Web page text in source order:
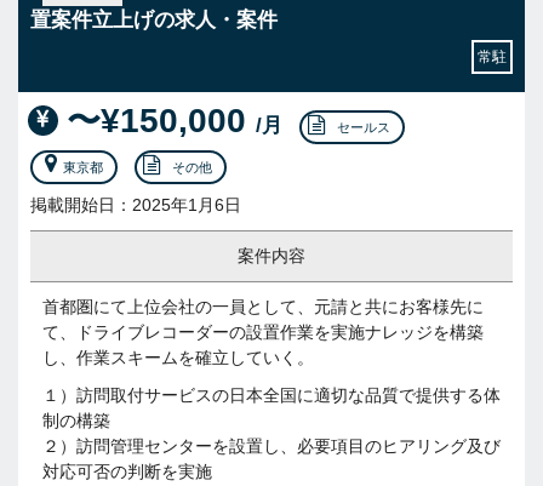
置案件立上げの求人・案件
常駐
〜¥150,000 /月 セールス
東京都 その他
掲載開始日：2025年1月6日
案件内容
首都圏にて上位会社の一員として、元請と共にお客様先に
て、ドライブレコーダーの設置作業を実施ナレッジを構築
し、作業スキームを確立していく。
１）訪問取付サービスの日本全国に適切な品質で提供する体
制の構築
２）訪問管理センターを設置し、必要項目のヒアリング及び
対応可否の判断を実施